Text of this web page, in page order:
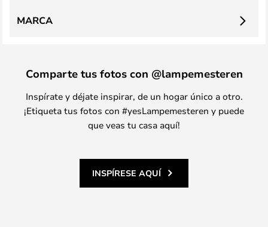
MARCA
Comparte tus fotos con @lampemesteren
Inspírate y déjate inspirar, de un hogar único a otro.
¡Etiqueta tus fotos con #yesLampemesteren y puede
que veas tu casa aquí!
INSPÍRESE AQUÍ